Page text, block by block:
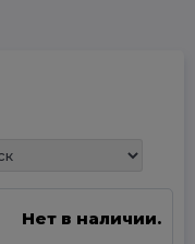
Нет в наличии.